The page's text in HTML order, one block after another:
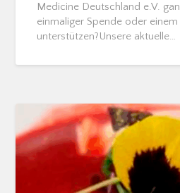
Medicine Deutschland e.V.
einmaliger Spende oder
unterstützen?Unsere aktuelle…